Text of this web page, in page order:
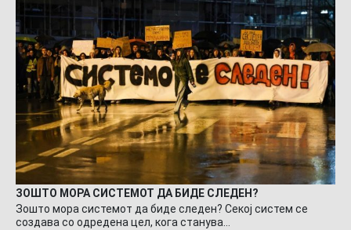
ЗОШТО МОРА СИСТЕМОТ ДА БИДЕ СЛЕДЕН?
Зошто мора системот да биде следен? Секој систем се
создава со одредена цел, кога станува…